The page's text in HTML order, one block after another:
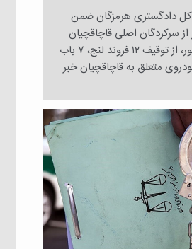
دادگستری هرمزگان ضمن
دستگیری ۳ نفر از سرکردگان اصلی قاچاقچیان
سوخت در جنوب کشور، از توقیف ۱۲ فروند لنج، ۷ باب
خودروی متعلق به قاچاقچیان خبر